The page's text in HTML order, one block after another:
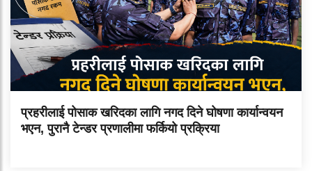
प्रहरीलाई पोसाक खरिदका लागि नगद दिने घोषणा कार्यान्वयन
भएन, पुरानै टेन्डर प्रणालीमा फर्कियो प्रक्रिया